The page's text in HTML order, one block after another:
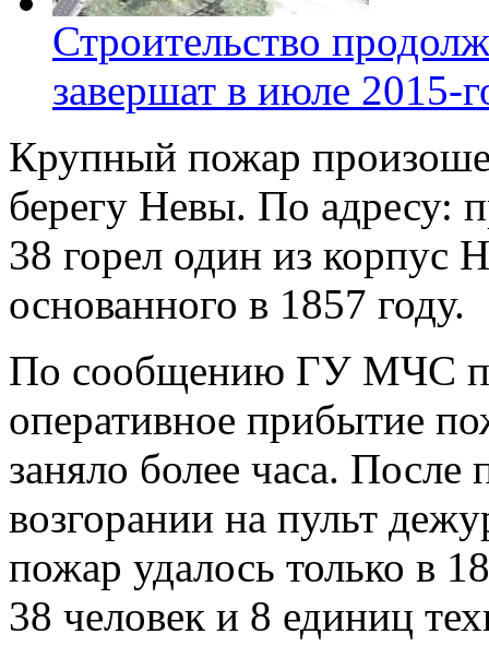
Строительство
завершат в июле 2015-
Крупный пожар
берегу Невы. По адресу:
38 горел один из корпус
основанного в 1857 году.
По сообщению ГУ МЧС по
оперативное прибытие
заняло более часа.
возгорании на пульт
пожар удалось только в
38 человек и 8 единиц